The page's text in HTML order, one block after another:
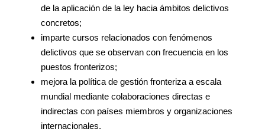
de la aplicación de la ley hacia ámbitos delictivos
concretos;
imparte cursos relacionados con fenómenos
delictivos que se observan con frecuencia en los
puestos fronterizos;
mejora la política de gestión fronteriza a escala
mundial mediante colaboraciones directas e
indirectas con países miembros y organizaciones
internacionales.